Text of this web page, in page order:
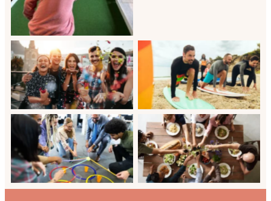
Evènement pour particulier
au Pays basque
agence évènementielle
activité Hendaye team
building
Agence évènementielle
Biarritz cohésion
Afterwork et animation
team building et séminaire
au Pays basque